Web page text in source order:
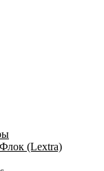
(Lextra)